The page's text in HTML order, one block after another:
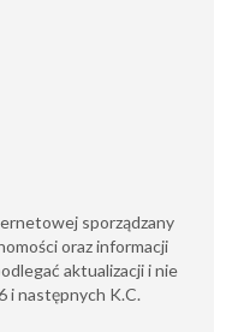
sporządzany
oraz informacji
aktualizacji i nie
i następnych K.C.